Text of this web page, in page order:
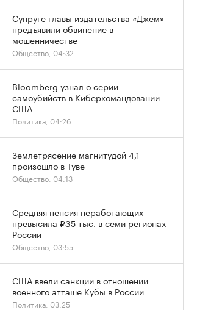
Супруге главы издательства «Джем»
предъявили обвинение в
мошенничестве
Общество, 04:32
Bloomberg узнал о серии
самоубийств в Киберкомандовании
США
Политика, 04:26
Землетрясение магнитудой 4,1
произошло в Туве
Общество, 04:13
Средняя пенсия неработающих
превысила ₽35 тыс. в семи регионах
России
Общество, 03:55
США ввели санкции в отношении
военного атташе Кубы в России
Политика, 03:25